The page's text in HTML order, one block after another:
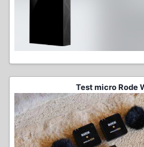
Test micro Rode